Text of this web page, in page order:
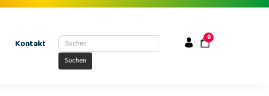
Kontakt
Suchen
0